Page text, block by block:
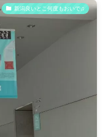
新潟良いとこ何度もおいで♫